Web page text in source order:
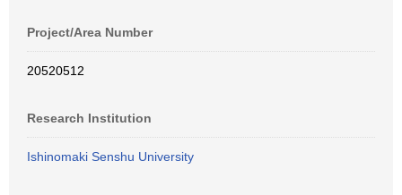
Project/Area Number
20520512
Research Institution
Ishinomaki Senshu University